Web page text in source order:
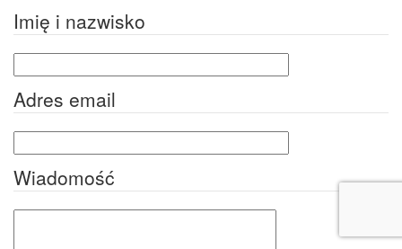
Imię i nazwisko
Adres email
Wiadomość